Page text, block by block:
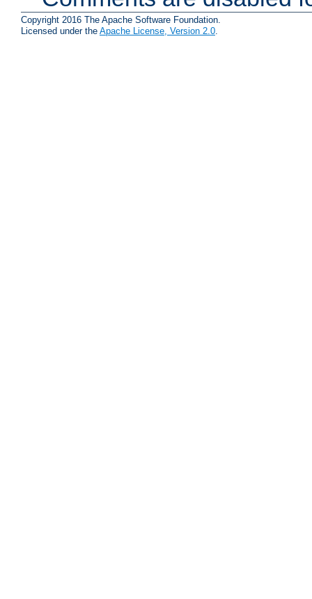
Copyright 2016 The Apache Software Foundation.
Licensed under the Apache License, Version 2.0